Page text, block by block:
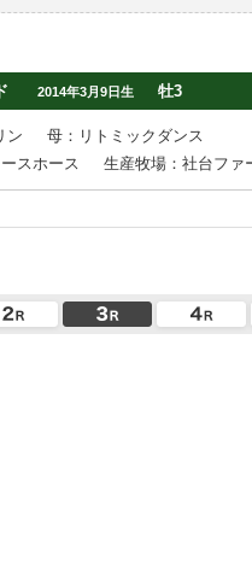
2014年3月9日生 牡3
ン
母：リトミックダンス
スホース
生産牧場：社台ファ